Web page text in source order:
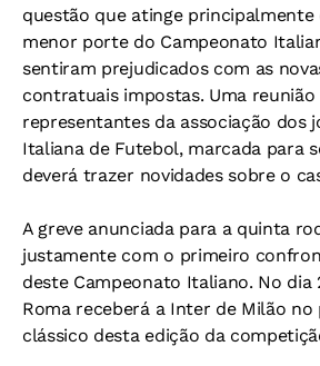
questão que atinge principalmente
menor porte do Campeonato
sentiram prejudicados com as
contratuais impostas. Uma
representantes da associação dos
Italiana de Futebol, marcada para
deverá trazer novidades sobre o
A greve anunciada para a quinta
justamente com o primeiro
deste Campeonato Italiano. No dia
Roma receberá a Inter de Milão
clássico desta edição da